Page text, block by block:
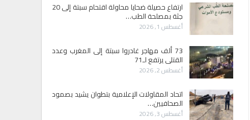
ارتفاع حصيلة ضحايا محاولة اقتحام سبتة إلى 20
جثة بمصلحة الطب…
أغسطس 1, 2026
73 ألف مهاجر غادروا سبتة إلى المغرب وعدد
القتلى يرتفع لـ71
أغسطس 2, 2026
اتحاد المقاولات الإعلامية بتطوان يشيد بصمود
الصحافيين…
أغسطس 3, 2026